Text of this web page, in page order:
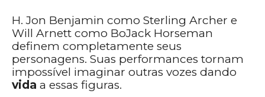
H. Jon Benjamin como Sterling Archer e
Will Arnett como BoJack Horseman
definem completamente seus
personagens. Suas performances tornam
impossível imaginar outras vozes dando
vida a essas figuras.